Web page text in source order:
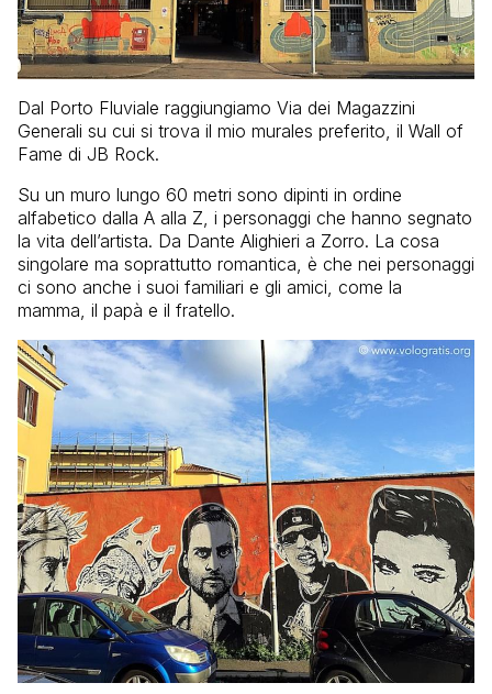
Dal Porto Fluviale raggiungiamo Via dei Magazzini
Generali su cui si trova il mio murales preferito, il Wall of
Fame di JB Rock.
Su un muro lungo 60 metri sono dipinti in ordine
alfabetico dalla A alla Z, i personaggi che hanno segnato
la vita dell’artista. Da Dante Alighieri a Zorro. La cosa
singolare ma soprattutto romantica, è che nei personaggi
ci sono anche i suoi familiari e gli amici, come la
mamma, il papà e il fratello.